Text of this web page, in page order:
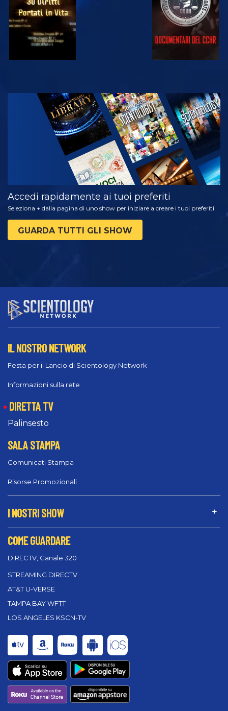
GUARDA
ESPLORA LE
SERIE
Accedi rapidamente ai tuoi preferiti
Seleziona + dalla pagina di uno show per iniziare a creare i tuoi preferiti
GUARDA TUTTI GLI SHOW
IL NOSTRO NETWORK
Festa per il Lancio di Scientology Network
Informazioni sulla rete
DIRETTA TV
Palinsesto
SALA STAMPA
Comunicati Stampa
Risorse Promozionali
I NOSTRI SHOW
COME GUARDARE
DIRECTV, Canale 320
STREAMING DIRECTV
AT&T U-VERSE
TAMPA BAY WFTT
LOS ANGELES KSCN-TV